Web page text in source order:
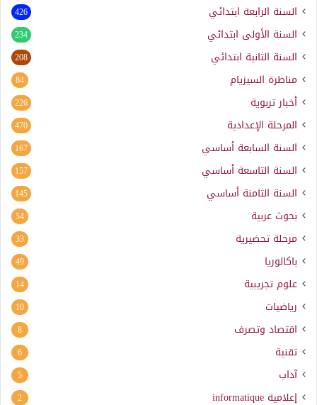
السنة الرابعة ابتدائي 426
السنة الأولى ابتدائي 234
السنة الثانية ابتدائي 208
مناظرة السيزيام 84
أخبار تربوية 226
المرحلة الإعدادية 470
السنة السابعة أساسي 167
السنة التاسعة أساسي 157
السنة الثامنة أساسي 145
بحوث عربية 54
مرحلة تحضيرية 33
باكالوريا 49
علوم تجريبية 14
رياضيات 10
اقتصاد وتصرف 8
تقنية 6
آداب 5
إعلامية informatique
2